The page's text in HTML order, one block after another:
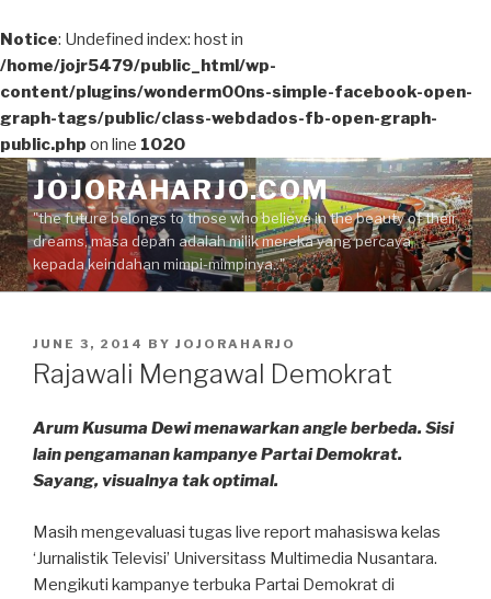
Notice: Undefined index: host in
/home/jojr5479/public_html/wp-
content/plugins/wonderm00ns-simple-facebook-open-
graph-tags/public/class-webdados-fb-open-graph-
public.php on line 1020
Skip
to
content
JOJORAHARJO.COM
"the future belongs to those who believe in the beauty of their
dreams, masa depan adalah milik mereka yang percaya
kepada keindahan mimpi-mimpinya.."
POSTED
ON
JUNE 3, 2014 BY JOJORAHARJO
Rajawali Mengawal Demokrat
Arum Kusuma Dewi menawarkan angle berbeda. Sisi
lain pengamanan kampanye Partai Demokrat.
Sayang, visualnya tak optimal.
Masih mengevaluasi tugas live report mahasiswa kelas
‘Jurnalistik Televisi’ Universitass Multimedia Nusantara.
Mengikuti kampanye terbuka Partai Demokrat di